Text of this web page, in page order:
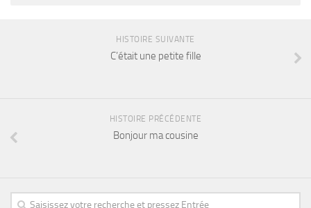
HISTOIRE SUIVANTE
C’était une petite fille
HISTOIRE PRÉCÉDENTE
Bonjour ma cousine